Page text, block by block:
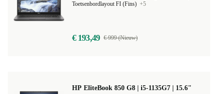
Toetsenbordlayout FI (Fins) +5
€ 193,49 € 999 (Nieuw)
HP EliteBook 850 G8 | i5-1135G7 | 15.6"